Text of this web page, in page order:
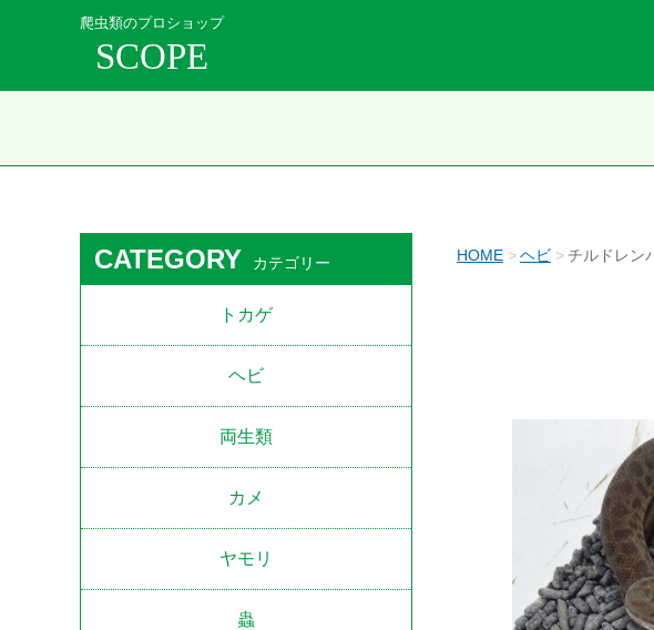
爬虫類のプロショップ
SCOPE
HOME ヘビ チルドレ
CATEGORY カテゴリー
トカゲ
ヘビ
両生類
カメ
ヤモリ
蟲